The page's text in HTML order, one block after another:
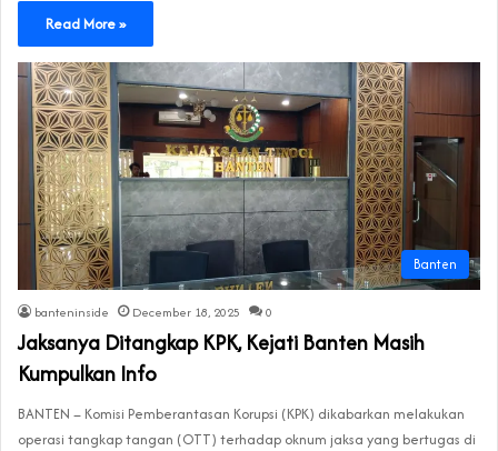
Read More »
Banten
banteninside December 18, 2025 0
Jaksanya Ditangkap KPK, Kejati Banten Masih
Kumpulkan Info
BANTEN – Komisi Pemberantasan Korupsi (KPK) dikabarkan melakukan
operasi tangkap tangan (OTT) terhadap oknum jaksa yang bertugas di